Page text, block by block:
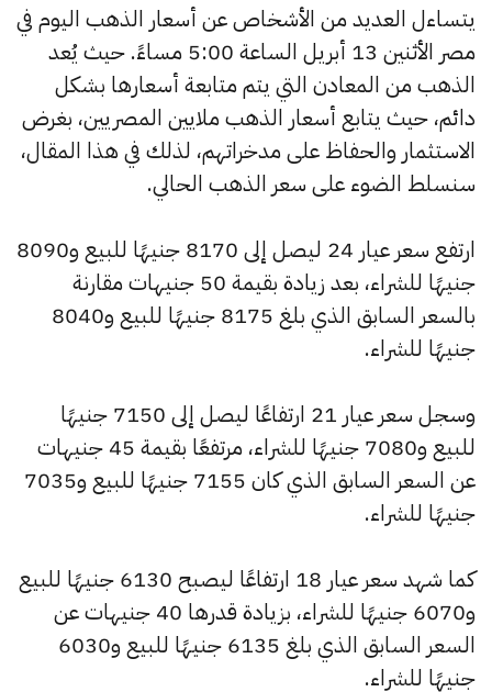
يتساءل العديد من الأشخاص عن أسعار الذهب اليوم في
مصر الأثنين 13 أبريل الساعة 5:00 مساءً. حيث يُعد
الذهب من المعادن التي يتم متابعة أسعارها بشكل
دائم، حيث يتابع أسعار الذهب ملايين المصريين، بغرض
الاستثمار والحفاظ على مدخراتهم، لذلك في هذا المقال،
سنسلط الضوء على سعر الذهب الحالي.
ارتفع سعر عيار 24 ليصل إلى 8170 جنيهًا للبيع و8090
جنيهًا للشراء، بعد زيادة بقيمة 50 جنيهات مقارنة
بالسعر السابق الذي بلغ 8175 جنيهًا للبيع و8040
جنيهًا للشراء.
وسجل سعر عيار 21 ارتفاعًا ليصل إلى 7150 جنيهًا
للبيع و7080 جنيهًا للشراء، مرتفعًا بقيمة 45 جنيهات
عن السعر السابق الذي كان 7155 جنيهًا للبيع و7035
جنيهًا للشراء.
كما شهد سعر عيار 18 ارتفاعًا ليصبح 6130 جنيهًا للبيع
و6070 جنيهًا للشراء، بزيادة قدرها 40 جنيهات عن
السعر السابق الذي بلغ 6135 جنيهًا للبيع و6030
جنيهًا للشراء.